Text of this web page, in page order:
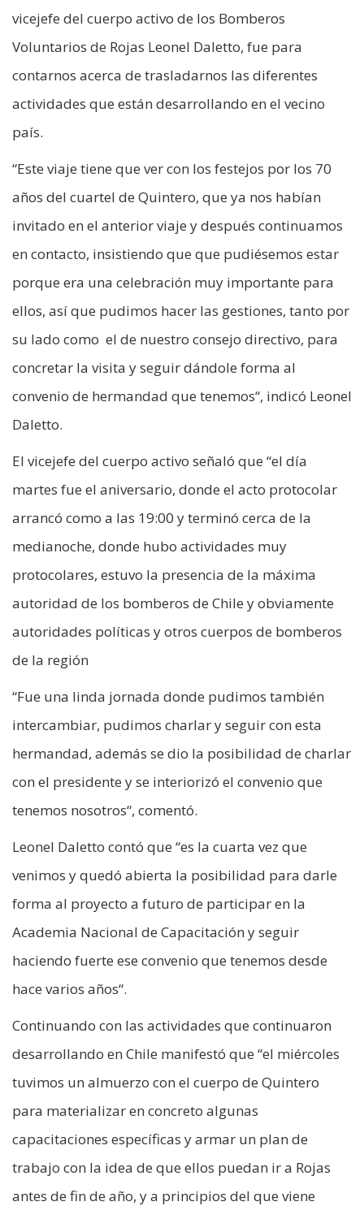
vicejefe del cuerpo activo de los Bomberos
Voluntarios de Rojas Leonel Daletto, fue para
contarnos acerca de trasladarnos las diferentes
actividades que están desarrollando en el vecino
país.
“Este viaje tiene que ver con los festejos por los 70
años del cuartel de Quintero, que ya nos habían
invitado en el anterior viaje y después continuamos
en contacto, insistiendo que que pudiésemos estar
porque era una celebración muy importante para
ellos, así que pudimos hacer las gestiones, tanto por
su lado como el de nuestro consejo directivo, para
concretar la visita y seguir dándole forma al
convenio de hermandad que tenemos“, indicó Leonel
Daletto.
El vicejefe del cuerpo activo señaló que “el día
martes fue el aniversario, donde el acto protocolar
arrancó como a las 19:00 y terminó cerca de la
medianoche, donde hubo actividades muy
protocolares, estuvo la presencia de la máxima
autoridad de los bomberos de Chile y obviamente
autoridades políticas y otros cuerpos de bomberos
de la región
“Fue una linda jornada donde pudimos también
intercambiar, pudimos charlar y seguir con esta
hermandad, además se dio la posibilidad de charlar
con el presidente y se interiorizó el convenio que
tenemos nosotros“, comentó.
Leonel Daletto contó que “es la cuarta vez que
venimos y quedó abierta la posibilidad para darle
forma al proyecto a futuro de participar en la
Academia Nacional de Capacitación y seguir
haciendo fuerte ese convenio que tenemos desde
hace varios años“.
Continuando con las actividades que continuaron
desarrollando en Chile manifestó que “el miércoles
tuvimos un almuerzo con el cuerpo de Quintero
para materializar en concreto algunas
capacitaciones específicas y armar un plan de
trabajo con la idea de que ellos puedan ir a Rojas
antes de fin de año, y a principios del que viene